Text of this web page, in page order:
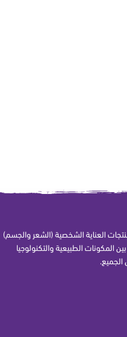
العناية الشخصية (الشعر والجسم)
المكونات الطبيعية والتكنولوجيا
الجميع.